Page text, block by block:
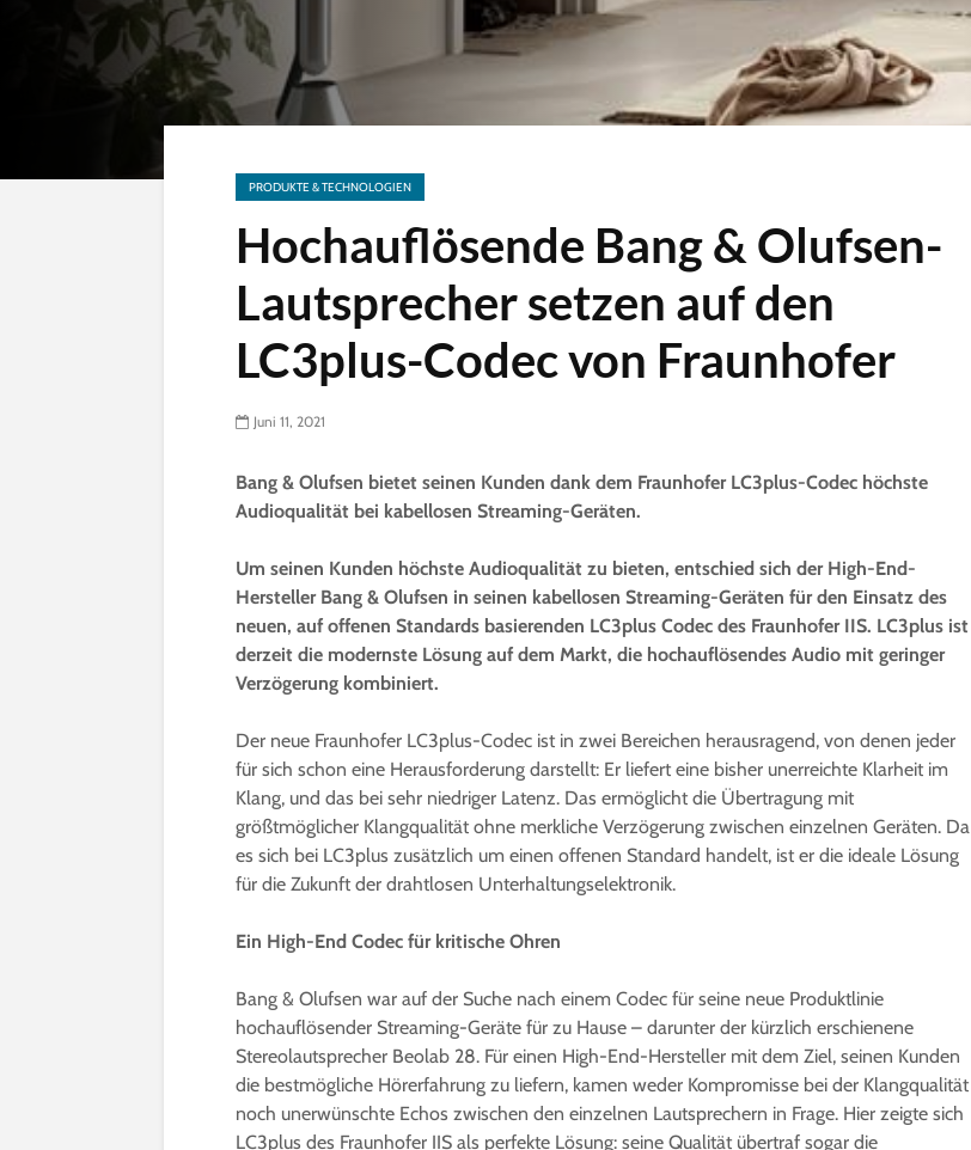
PRODUKTE & TECHNOLOGIEN
Hochauflösende Bang & Olufsen-
Lautsprecher setzen auf den
LC3plus-Codec von Fraunhofer
Juni 11, 2021
Bang & Olufsen bietet seinen Kunden dank dem Fraunhofer LC3plus-Codec höchste
Audioqualität bei kabellosen Streaming-Geräten.
Um seinen Kunden höchste Audioqualität zu bieten, entschied sich der High-End-
Hersteller Bang & Olufsen in seinen kabellosen Streaming-Geräten für den Einsatz des
neuen, auf offenen Standards basierenden LC3plus Codec des Fraunhofer IIS. LC3plus ist
derzeit die modernste Lösung auf dem Markt, die hochauflösendes Audio mit geringer
Verzögerung kombiniert.
Der neue Fraunhofer LC3plus-Codec ist in zwei Bereichen herausragend, von denen jeder
für sich schon eine Herausforderung darstellt: Er liefert eine bisher unerreichte Klarheit im
Klang, und das bei sehr niedriger Latenz. Das ermöglicht die Übertragung mit
größtmöglicher Klangqualität ohne merkliche Verzögerung zwischen einzelnen Geräten. Da
es sich bei LC3plus zusätzlich um einen offenen Standard handelt, ist er die ideale Lösung
für die Zukunft der drahtlosen Unterhaltungselektronik.
Ein High-End Codec für kritische Ohren
Bang & Olufsen war auf der Suche nach einem Codec für seine neue Produktlinie
hochauflösender Streaming-Geräte für zu Hause – darunter der kürzlich erschienene
Stereolautsprecher Beolab 28. Für einen High-End-Hersteller mit dem Ziel, seinen Kunden
die bestmögliche Hörerfahrung zu liefern, kamen weder Kompromisse bei der Klangqualität
noch unerwünschte Echos zwischen den einzelnen Lautsprechern in Frage. Hier zeigte sich
LC3plus des Fraunhofer IIS als perfekte Lösung: seine Qualität übertraf sogar die